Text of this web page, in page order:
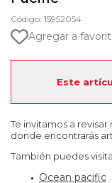
Código: 15952054
Agregar a
Este
Te invitamos a revisar
donde encontrarás
También puedes
Ocean pacific